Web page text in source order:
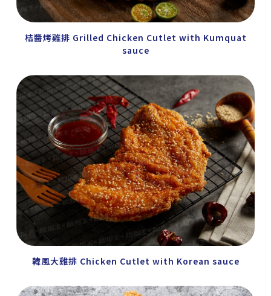
桔醬烤雞排 Grilled Chicken Cutlet with Kumquat
sauce
韓風大雞排 Chicken Cutlet with Korean sauce